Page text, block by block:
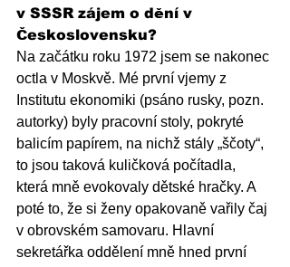
v SSSR zájem o dění v
Československu?
Na začátku roku 1972 jsem se nakonec
octla v Moskvě. Mé první vjemy z
Institutu ekonomiki (psáno rusky, pozn.
autorky) byly pracovní stoly, pokryté
balicím papírem, na nichž stály „ščoty“,
to jsou taková kuličková počítadla,
která mně evokovaly dětské hračky. A
poté to, že si ženy opakovaně vařily čaj
v obrovském samovaru. Hlavní
sekretářka oddělení mně hned první